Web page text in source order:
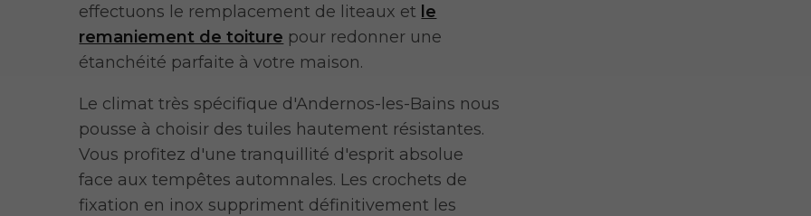
effectuons le remplacement de liteaux et le
remaniement de toiture pour redonner une
étanchéité parfaite à votre maison.
Le climat très spécifique d'Andernos-les-Bains nous
pousse à choisir des tuiles hautement résistantes.
Vous profitez d'une tranquillité d'esprit absolue
face aux tempêtes automnales. Les crochets de
fixation en inox suppriment définitivement les